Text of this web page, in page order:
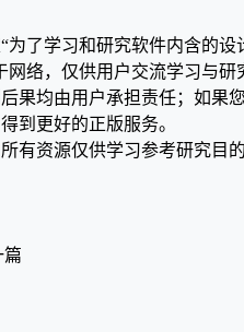
了学习和研究软件内含的
络，仅供用户交流学习与
果均由用户承担责任；如
到更好的正版服务。
有资源仅供学习参考研究
篇